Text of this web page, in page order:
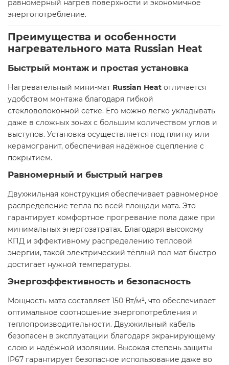
равномерный нагрев поверхности и экономичное
энергопотребление.
Преимущества и особенности
нагревательного мата Russian Heat
Быстрый монтаж и простая установка
Нагревательный мини-мат Russian Heat отличается
удобством монтажа благодаря гибкой
стекловолоконной сетке. Его можно легко укладывать
даже в сложных зонах с большим количеством углов и
выступов. Установка осуществляется под плитку или
керамогранит, обеспечивая надёжное сцепление с
покрытием.
Равномерный и быстрый нагрев
Двухжильная конструкция обеспечивает равномерное
распределение тепла по всей площади мата. Это
гарантирует комфортное прогревание пола даже при
минимальных энергозатратах. Благодаря высокому
КПД и эффективному распределению тепловой
энергии, такой электрический тёплый пол мат быстро
достигает нужной температуры.
Энергоэффективность и безопасность
Мощность мата составляет 150 Вт/м², что обеспечивает
оптимальное соотношение энергопотребления и
теплопроизводительности. Двухжильный кабель
безопасен в эксплуатации благодаря экранирующему
слою и надёжной изоляции. Высокая степень защиты
IP67 гарантирует безопасное использование даже во